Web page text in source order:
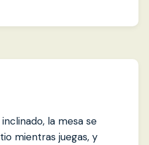
la mesa se
mientras juegas, y